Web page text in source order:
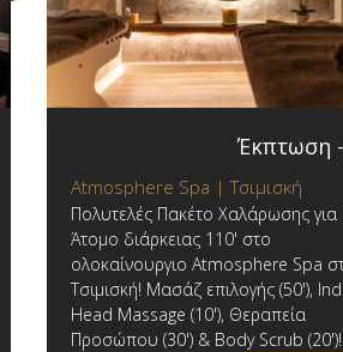
Έκπτωση
Atmosphere Spa | Τσιμισκή
Πολυτελές Πακέτο Χαλάρωσης για
Άτομο διάρκειας 110' στο
ολοκαίνουργιο Atmosphere Spa
Τσιμισκή! Μασάζ επιλογής (50'),
Head Massage (10'), Θεραπεία
Προσώπου (30') & Body Scrub (20')!